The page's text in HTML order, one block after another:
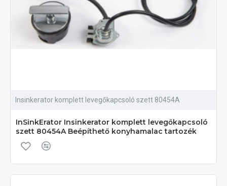
Insinkerator komplett levegőkapcsoló szett 80454A
InSinkErator Insinkerator komplett levegőkapcsoló
szett 80454A Beépíthető konyhamalac tartozék